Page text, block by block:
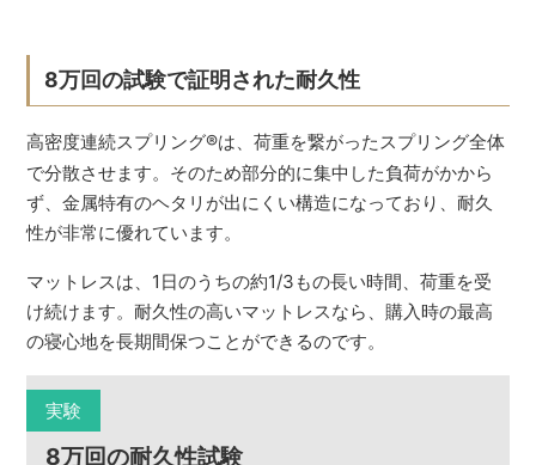
8万回の試験で証明された耐久性
高密度連続スプリング®は、荷重を繋がったスプリング全体
で分散させます。そのため部分的に集中した負荷がかから
ず、金属特有のヘタリが出にくい構造になっており、耐久
性が非常に優れています。
マットレスは、1日のうちの約1/3もの長い時間、荷重を受
け続けます。耐久性の高いマットレスなら、購入時の最高
の寝心地を長期間保つことができるのです。
実験
8万回の耐久性試験